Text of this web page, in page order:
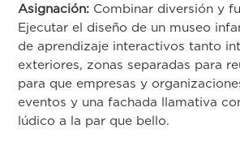
Asignación: Combinar diversión y
Ejecutar el diseño de un museo
de aprendizaje interactivos tanto
exteriores, zonas separadas para
para que empresas y
eventos y una fachada llamativa
lúdico a la par que bello.